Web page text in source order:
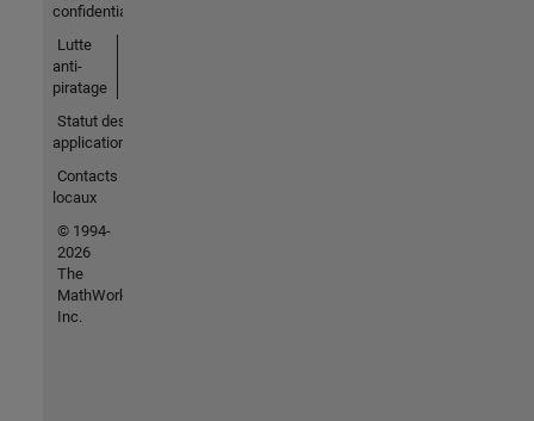
confidentialité
Lutte
anti-
piratage
Statut des
applications
Contacts
locaux
© 1994-
2026
The
MathWorks,
Inc.